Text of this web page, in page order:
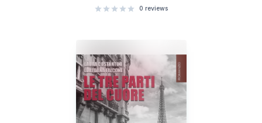
0 reviews